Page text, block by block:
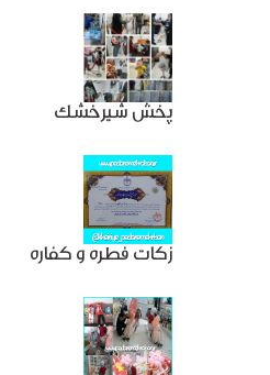
پخش شیرخشک
زکات فطره و کفاره